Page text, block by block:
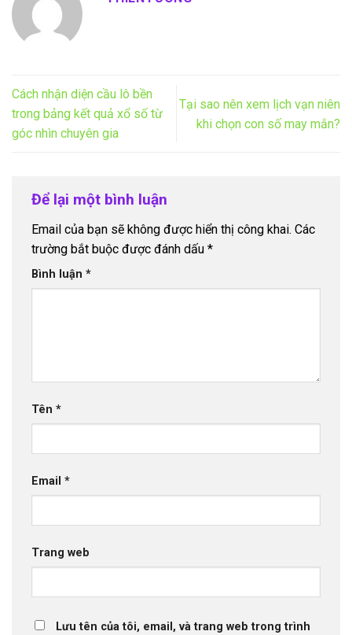
Cách nhận diện cầu lô bền
trong bảng kết quả xổ số từ
góc nhìn chuyên gia
Tại sao nên xem lịch vạn niên
khi chọn con số may mắn?
Để lại một bình luận
Email của bạn sẽ không được hiển thị công khai. Các
trường bắt buộc được đánh dấu *
Bình luận *
Tên *
Email *
Trang web
Lưu tên của tôi, email, và trang web trong trình